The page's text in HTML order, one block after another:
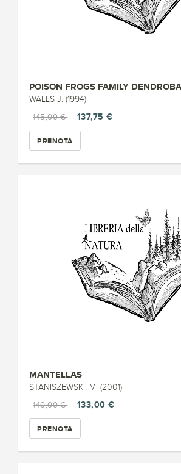
POISON FROGS FAMILY
WALLS J. (1994)
145,00 €
137,75 €
PRENOTA
MANTELLAS
STANISZEWSKI, M. (2001)
140,00 €
133,00 €
PRENOTA